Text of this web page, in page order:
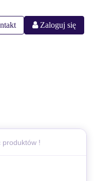
Zaloguj się